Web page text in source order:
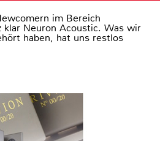
im Bereich
klar Neuron Acoustic. Was wir
haben, hat uns restlos